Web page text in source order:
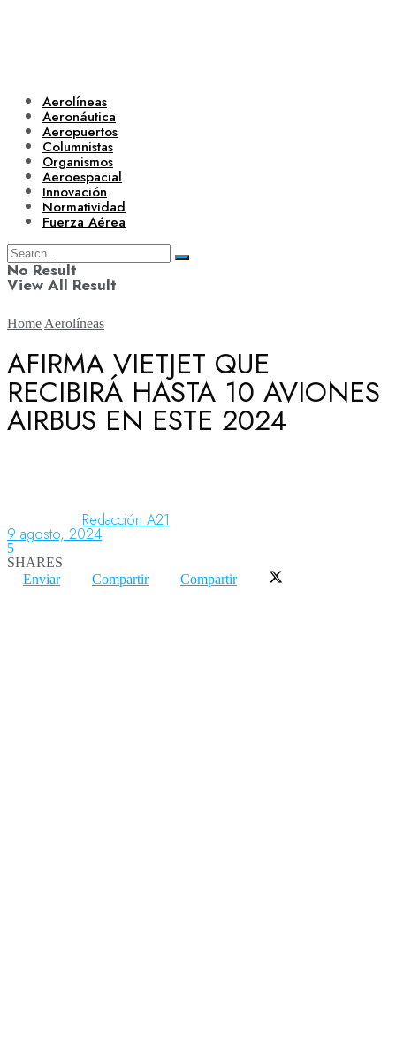
Aerolíneas
Aeronáutica
Aeropuertos
Columnistas
Organismos
Aeroespacial
Innovación
Normatividad
Fuerza Aérea
No Result
View All Result
Aerolíneas
Aeropuertos
Columnistas
Home Aerolíneas
AFIRMA VIETJET QUE
RECIBIRÁ HASTA 10 AVIONES
AIRBUS EN ESTE 2024
Redacción A21
9 agosto, 2024
5
SHARES
Enviar
Compartir Compartir